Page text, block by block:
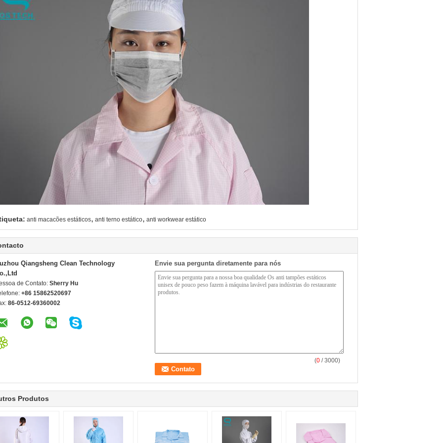
anti macacões estáticos, anti terno estático, anti workwear estático
Qiangsheng Clean Technology
de Contato: Sherry Hu
+86 15862520697
86-0512-69360002
Envie sua pergunta diretamente para nós
(0 / 3000)
Produtos